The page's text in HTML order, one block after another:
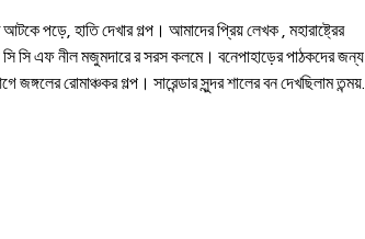
দেখার গল্প। আমাদের প্রিয় লেখক , মহারাষ্ট্রের
সি এফ নীল মজুমদারে র সরস কলমে। বনেপাহাড়ের পাঠকদের জন্য
তন্ময়